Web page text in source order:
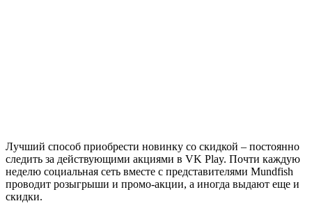
Лучший способ приобрести новинку со скидкой – постоянно
следить за действующими акциями в VK Play. Почти каждую
неделю социальная сеть вместе с представителями Mundfish
проводит розыгрыши и промо-акции, а иногда выдают еще и
скидки.